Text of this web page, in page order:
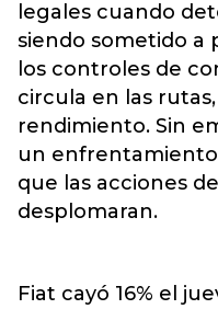
legales cuando
siendo sometido a
los controles de
circula en las
rendimiento. Sin
un
que las acciones
desplomaran.
Fiat cayó 16% el